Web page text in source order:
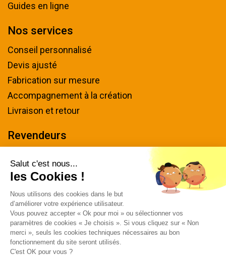
Guides en ligne
Nos services
Conseil personnalisé
Devis ajusté
Fabrication sur mesure
Accompagnement à la création
Livraison et retour
Revendeurs
Nous contacter
Tel : 04 94 48 50 57
Écrivez-nous
Horaires & plan d'accès
Salut c'est nous...
les Cookies !
Nous utilisons des cookies dans le but
d’améliorer votre expérience utilisateur.
Vous pouvez accepter « Ok pour moi » ou sélectionner vos
paramètres de cookies « Je choisis ». Si vous cliquez sur « Non
merci », seuls les cookies techniques nécessaires au bon
fonctionnement du site seront utilisés.
C'est OK pour vous ?